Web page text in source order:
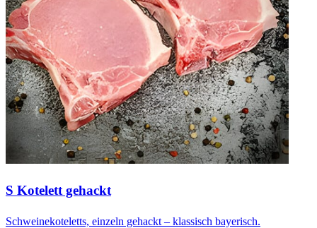
S Kotelett gehackt
Schweinekoteletts, einzeln gehackt – klassisch bayerisch.